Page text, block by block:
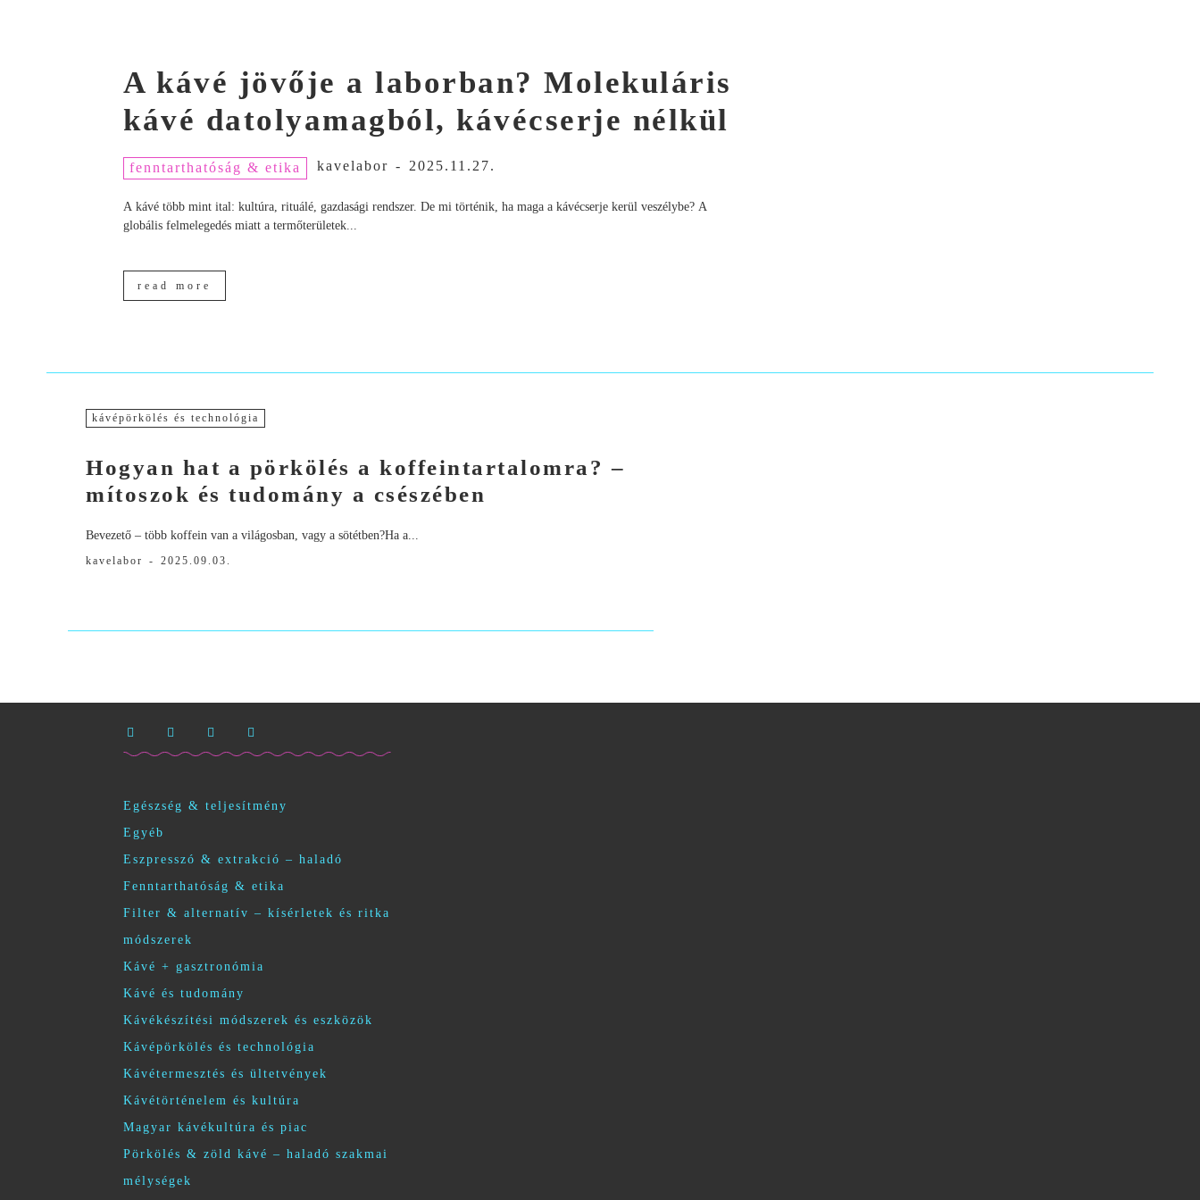
A kávé jövője a laborban? Molekuláris
kávé datolyamagból, kávécserje nélkül
fenntarthatóság & etika kavelabor - 2025.11.27.
A kávé több mint ital: kultúra, rituálé, gazdasági rendszer. De mi történik, ha maga a kávécserje kerül veszélybe? A
globális felmelegedés miatt a termőterületek...
read more
kávépörkölés és technológia
Hogyan hat a pörkölés a koffeintartalomra? –
mítoszok és tudomány a csészében
Bevezető – több koffein van a világosban, vagy a sötétben?Ha a...
kavelabor - 2025.09.03.
Egészség & teljesítmény
Egyéb
Eszpresszó & extrakció – haladó
Fenntarthatóság & etika
Filter & alternatív – kísérletek és ritka
módszerek
Kávé + gasztronómia
Kávé és tudomány
Kávékészítési módszerek és eszközök
Kávépörkölés és technológia
Kávétermesztés és ültetvények
Kávétörténelem és kultúra
Magyar kávékultúra és piac
Pörkölés & zöld kávé – haladó szakmai
mélységek